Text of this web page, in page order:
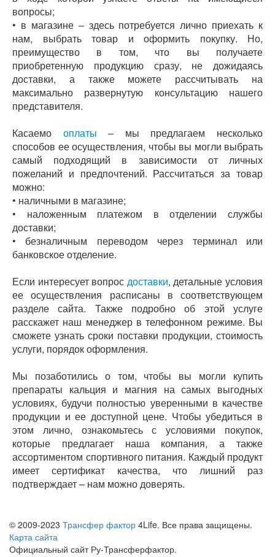
вопросы;
• в магазине – здесь потребуется лично приехать к
нам, выбрать товар и оформить покупку. Но,
преимущество в том, что вы получаете
приобретенную продукцию сразу, не дожидаясь
доставки, а также можете рассчитывать на
максимально развернутую консультацию нашего
представителя.
Касаемо оплаты – мы предлагаем несколько
способов ее осуществления, чтобы вы могли выбрать
самый подходящий в зависимости от личных
пожеланий и предпочтений. Рассчитаться за товар
можно:
• наличными в магазине;
• наложенным платежом в отделении службы
доставки;
• безналичным переводом через терминал или
банковское отделение.
Если интересует вопрос доставки, детальные условия
ее осуществления расписаны в соответствующем
разделе сайта. Также подробно об этой услуге
расскажет наш менеджер в телефонном режиме. Вы
сможете узнать сроки поставки продукции, стоимость
услуги, порядок оформления.
Мы позаботились о том, чтобы вы могли купить
препараты кальция и магния на самых выгодных
условиях, будучи полностью уверенными в качестве
продукции и ее доступной цене. Чтобы убедиться в
этом лично, ознакомьтесь с условиями покупок,
которые предлагает наша компания, а также
ассортиментом спортивного питания. Каждый продукт
имеет сертификат качества, что лишний раз
подтверждает – нам можно доверять.
© 2009-2023 Трансфер фактор 4Life. Все права защищены.
Карта сайта
Официальный сайт Ру-Трансферфактор.